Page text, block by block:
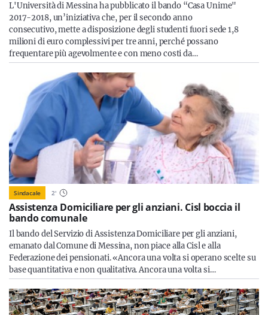
L'Università di Messina ha pubblicato il bando “Casa Unime"
2017-2018, un’iniziativa che, per il secondo anno
consecutivo, mette a disposizione degli studenti fuori sede 1,8
milioni di euro complessivi per tre anni, perché possano
frequentare più agevolmente e con meno costi da…
Sindacale 2'
Assistenza Domiciliare per gli anziani. Cisl boccia il
bando comunale
Il bando del Servizio di Assistenza Domiciliare per gli anziani,
emanato dal Comune di Messina, non piace alla Cisl e alla
Federazione dei pensionati. «Ancora una volta si operano scelte su
base quantitativa e non qualitativa. Ancora una volta si…